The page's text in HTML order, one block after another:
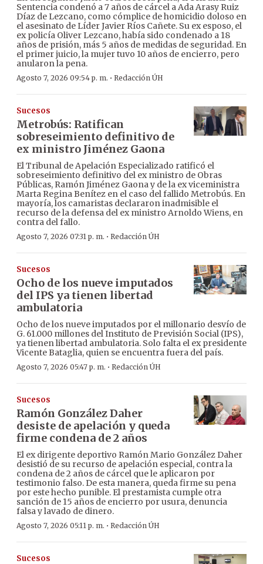
Sentencia condenó a 7 años de cárcel a Ada Arasy Ruiz
Díaz de Lezcano, como cómplice de homicidio doloso en
el asesinato de Líder Javier Ríos Cañete. Su ex esposo, el
ex policía Oliver Lezcano, había sido condenado a 18
años de prisión, más 5 años de medidas de seguridad. En
el primer juicio, la mujer tuvo 10 años de encierro, pero
anularon la pena.
Agosto 7, 2026 09:54 p. m. · Redacción ÚH
Sucesos
Metrobús: Ratifican
sobreseimiento definitivo de
ex ministro Jiménez Gaona
El Tribunal de Apelación Especializado ratificó el
sobreseimiento definitivo del ex ministro de Obras
Públicas, Ramón Jiménez Gaona y de la ex viceministra
Marta Regina Benítez en el caso del fallido Metrobús. En
mayoría, los camaristas declararon inadmisible el
recurso de la defensa del ex ministro Arnoldo Wiens, en
contra del fallo.
Agosto 7, 2026 07:31 p. m. · Redacción ÚH
Sucesos
Ocho de los nueve imputados
del IPS ya tienen libertad
ambulatoria
Ocho de los nueve imputados por el millonario desvío de
G. 61.000 millones del Instituto de Previsión Social (IPS),
ya tienen libertad ambulatoria. Solo falta el ex presidente
Vicente Bataglia, quien se encuentra fuera del país.
Agosto 7, 2026 05:47 p. m. · Redacción ÚH
Sucesos
Ramón González Daher
desiste de apelación y queda
firme condena de 2 años
El ex dirigente deportivo Ramón Mario González Daher
desistió de su recurso de apelación especial, contra la
condena de 2 años de cárcel que le aplicaron por
testimonio falso. De esta manera, queda firme su pena
por este hecho punible. El prestamista cumple otra
sanción de 15 años de encierro por usura, denuncia
falsa y lavado de dinero.
Agosto 7, 2026 05:11 p. m. · Redacción ÚH
Sucesos